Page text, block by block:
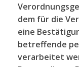
dem für die
eine
betreffende
verarbeitet